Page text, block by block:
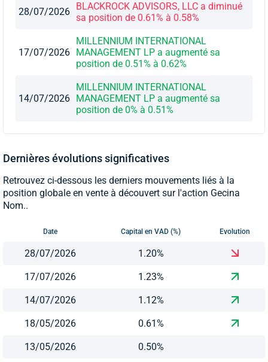
28/07/2026 BLACKROCK ADVISORS, LLC a diminué
sa position de 0.61% à 0.58%
17/07/2026
MILLENNIUM INTERNATIONAL
MANAGEMENT LP a augmenté sa
position de 0.51% à 0.62%
14/07/2026
MILLENNIUM INTERNATIONAL
MANAGEMENT LP a augmenté sa
position de 0% à 0.51%
Dernières évolutions significatives
Retrouvez ci-dessous les derniers mouvements liés à la
position globale en vente à découvert sur l'action Gecina
Nom..
Date Capital en VAD (%) Evolution
28/07/2026 1.20%
17/07/2026 1.23%
14/07/2026 1.12%
18/05/2026 0.61%
13/05/2026 0.50%